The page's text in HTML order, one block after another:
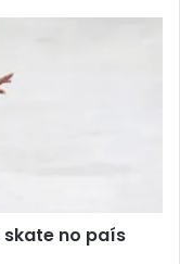
skate no país